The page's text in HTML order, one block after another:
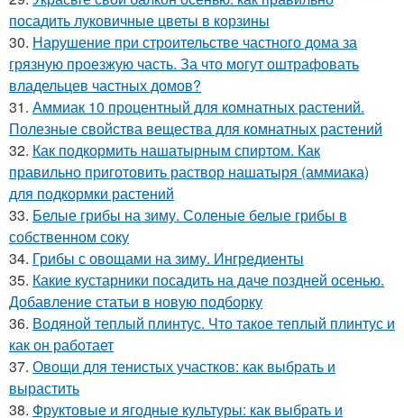
посадить луковичные цветы в корзины
30. Нарушение при строительстве частного дома за
грязную проезжую часть. За что могут оштрафовать
владельцев частных домов?
31. Аммиак 10 процентный для комнатных растений.
Полезные свойства вещества для комнатных растений
32. Как подкормить нашатырным спиртом. Как
правильно приготовить раствор нашатыря (аммиака)
для подкормки растений
33. Белые грибы на зиму. Соленые белые грибы в
собственном соку
34. Грибы с овощами на зиму. Ингредиенты
35. Какие кустарники посадить на даче поздней осенью.
Добавление статьи в новую подборку
36. Водяной теплый плинтус. Что такое теплый плинтус и
как он работает
37. Овощи для тенистых участков: как выбрать и
вырастить
38. Фруктовые и ягодные культуры: как выбрать и